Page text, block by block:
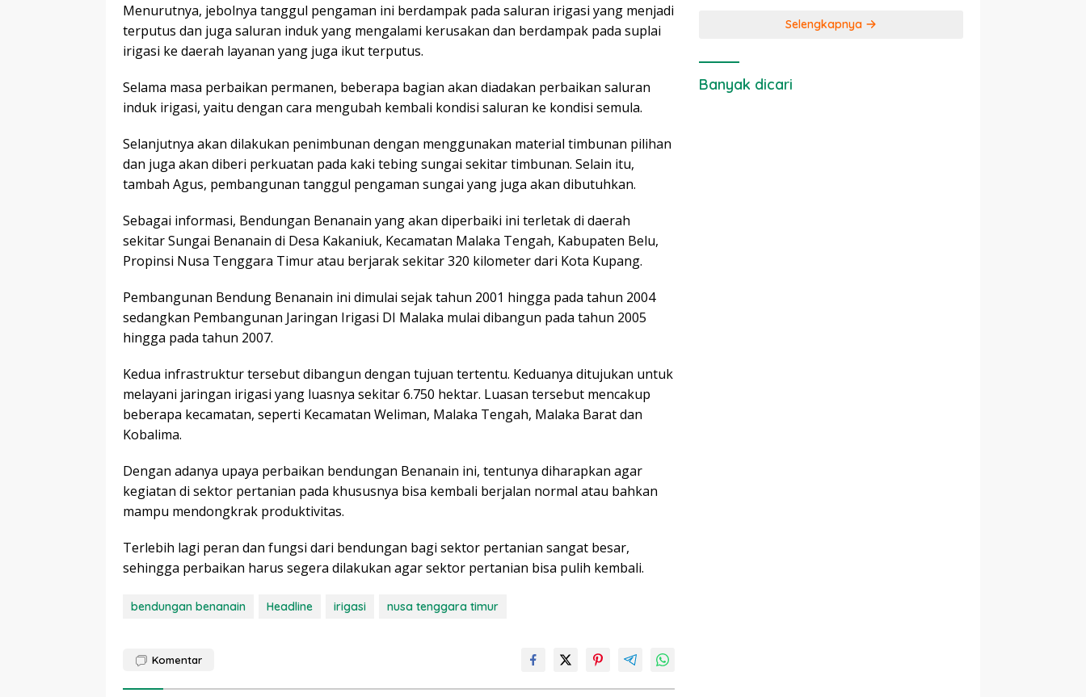
Menurutnya, jebolnya tanggul pengaman ini berdampak pada saluran irigasi yang menjadi
terputus dan juga saluran induk yang mengalami kerusakan dan berdampak pada suplai
irigasi ke daerah layanan yang juga ikut terputus.
Selama masa perbaikan permanen, beberapa bagian akan diadakan perbaikan saluran
induk irigasi, yaitu dengan cara mengubah kembali kondisi saluran ke kondisi semula.
Selanjutnya akan dilakukan penimbunan dengan menggunakan material timbunan pilihan
dan juga akan diberi perkuatan pada kaki tebing sungai sekitar timbunan. Selain itu,
tambah Agus, pembangunan tanggul pengaman sungai yang juga akan dibutuhkan.
Sebagai informasi, Bendungan Benanain yang akan diperbaiki ini terletak di daerah
sekitar Sungai Benanain di Desa Kakaniuk, Kecamatan Malaka Tengah, Kabupaten Belu,
Propinsi Nusa Tenggara Timur atau berjarak sekitar 320 kilometer dari Kota Kupang.
Pembangunan Bendung Benanain ini dimulai sejak tahun 2001 hingga pada tahun 2004
sedangkan Pembangunan Jaringan Irigasi DI Malaka mulai dibangun pada tahun 2005
hingga pada tahun 2007.
Kedua infrastruktur tersebut dibangun dengan tujuan tertentu. Keduanya ditujukan untuk
melayani jaringan irigasi yang luasnya sekitar 6.750 hektar. Luasan tersebut mencakup
beberapa kecamatan, seperti Kecamatan Weliman, Malaka Tengah, Malaka Barat dan
Kobalima.
Dengan adanya upaya perbaikan bendungan Benanain ini, tentunya diharapkan agar
kegiatan di sektor pertanian pada khususnya bisa kembali berjalan normal atau bahkan
mampu mendongkrak produktivitas.
Terlebih lagi peran dan fungsi dari bendungan bagi sektor pertanian sangat besar,
sehingga perbaikan harus segera dilakukan agar sektor pertanian bisa pulih kembali.
bendungan benanain Headline irigasi nusa tenggara timur
Komentar
Selengkapnya
Banyak dicari